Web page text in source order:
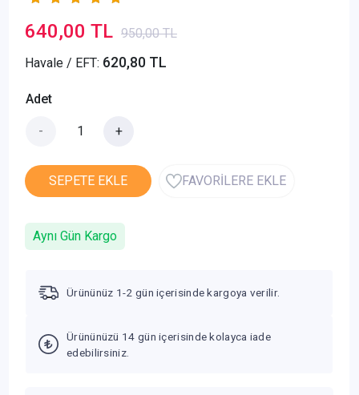
640,00 TL 950,00 TL
Havale / EFT: 620,80 TL
Adet
- +
SEPETE EKLE FAVORİLERE EKLE
Aynı Gün Kargo
Ürününüz 1-2 gün içerisinde kargoya verilir.
Ürününüzü 14 gün içerisinde kolayca iade
edebilirsiniz.